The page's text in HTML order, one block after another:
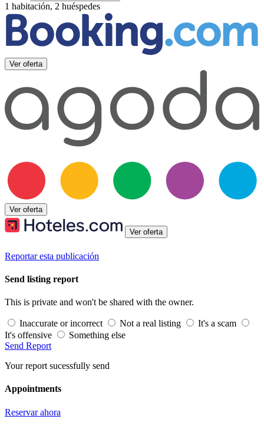
1 habitación, 2 huéspedes
Ver oferta
Ver oferta
Ver oferta
Reportar esta publicación
Send listing report
This is private and won't be shared with the owner.
Inaccurate or incorrect Not a real listing
It's a scam
It's offensive
Something else
Send Report
Your report sucessfully send
Appointments
Reservar ahora